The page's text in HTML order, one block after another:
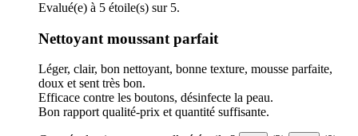
Evalué(e) à 5 étoile(s) sur 5.
Nettoyant moussant parfait
Léger, clair, bon nettoyant, bonne texture, mousse parfaite,
doux et sent très bon.
Efficace contre les boutons, désinfecte la peau.
Bon rapport qualité-prix et quantité suffisante.